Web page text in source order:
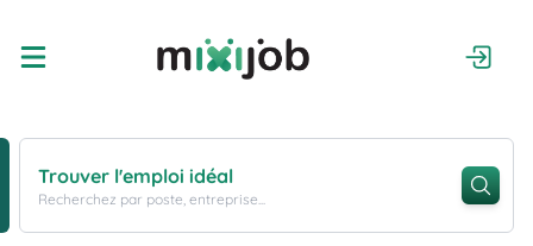
Trouver l'emploi idéal
Recherchez par poste, entreprise...